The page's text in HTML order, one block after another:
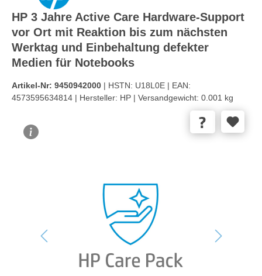
HP 3 Jahre Active Care Hardware-Support
vor Ort mit Reaktion bis zum nächsten
Werktag und Einbehaltung defekter
Medien für Notebooks
Artikel-Nr: 9450942000 | HSTN: U18L0E | EAN:
4573595634814 | Hersteller: HP | Versandgewicht: 0.001 kg